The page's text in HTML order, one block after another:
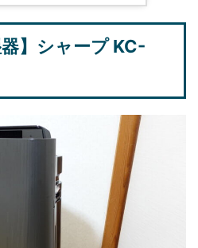
器】シャープ KC-